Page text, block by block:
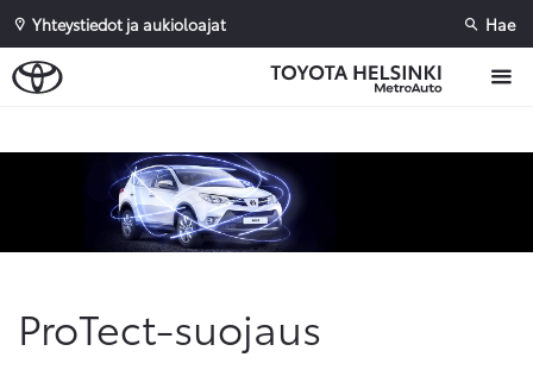
Yhteystiedot ja aukioloajat Hae
ProTect-suojaus
Sivuhaku